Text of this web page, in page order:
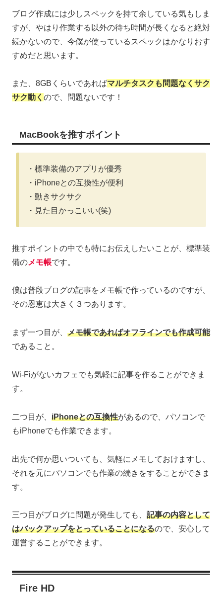
ブログ作成には少しスペックを持て余している気もしま
すが、やはり作業する以外の待ち時間が長くなると絶対
続かないので、今僕が使っているスペックはかなりおす
すめだと思います。
また、8GBくらいであればマルチタスクも問題なくサク
サク動く ので、問題ないです！
MacBookを推すポイント
・標準装備のアプリが優秀
・iPhoneとの互換性が便利
・動きサクサク
・見た目かっこいい(笑)
推すポイントの中でも特にお伝えしたいことが、標準装
備のメモ帳です。
僕は普段ブログの記事をメモ帳で作っているのですが、
その恩恵は大きく３つあります。
まず一つ目が、 メモ帳であればオフラインでも作成可能
であること。
Wi-Fiがないカフェでも気軽に記事を作ることができま
す。
二つ目が、 iPhoneとの互換性があるので、パソコンで
もiPhoneでも作業できます。
出先で何か思いついても、気軽にメモしておけますし、
それを元にパソコンでも作業の続きをすることができま
す。
三つ目がブログに問題が発生しても、 記事の内容として
はバックアップをとっていることになるので、安心して
運営することができます。
Fire HD